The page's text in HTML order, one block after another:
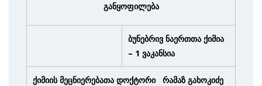
განყოფილება
ბუნებრივ ნაერთთა ქიმია
– 1 ვაკანსია
ქიმიის მეცნიერებათა დოქტორი რამაზ გახოკიძე